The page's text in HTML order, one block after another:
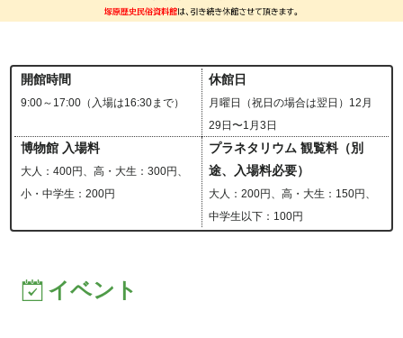
開館時間
9:00～17:00（入場は16:30まで）
休館日
月曜日（祝日の場合は翌日）12月
29日〜1月3日
博物館 入場料
大人：400円、高・大生：300円、
小・中学生：200円
プラネタリウム 観覧料（別
途、入場料必要）
大人：200円、高・大生：150円、
中学生以下：100円
イベント